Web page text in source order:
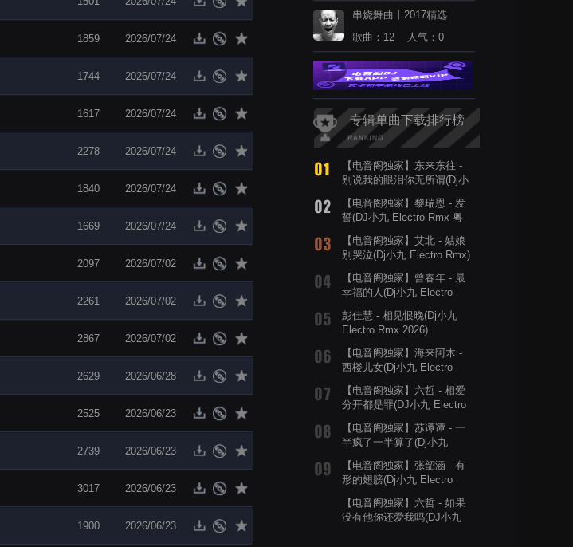
1859 2026/07/24
1744 2026/07/24
1617 2026/07/24
2278 2026/07/24
1840 2026/07/24
1669 2026/07/24
2097 2026/07/02
2261 2026/07/02
2867 2026/07/02
2629 2026/06/28
2525 2026/06/23
2739 2026/06/23
3017 2026/06/23
1900 2026/06/23
串烧舞曲丨2017精选
歌曲：12 人气：0
专辑单曲下载排行榜
【电音阁独家】东来东往 -
别说我的眼泪你无所谓(Dj小
【电音阁独家】黎瑞恩 - 发
誓(DJ小九 Electro Rmx 粤
【电音阁独家】艾北 - 姑娘
别哭泣(Dj小九 Electro Rmx)
【电音阁独家】曾春年 - 最
幸福的人(Dj小九 Electro
彭佳慧 - 相见恨晚(Dj小九
Electro Rmx 2026)
【电音阁独家】海来阿木 -
西楼儿女(Dj小九 Electro
【电音阁独家】六哲 - 相爱
分开都是罪(DJ小九 Electro
【电音阁独家】苏谭谭 - 一
半疯了一半算了(Dj小九
【电音阁独家】张韶涵 - 有
形的翅膀(Dj小九 Electro
【电音阁独家】六哲 - 如果
没有他你还爱我吗(DJ小九